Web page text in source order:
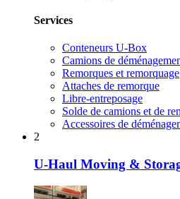
Services
Conteneurs U-Box
Camions de
Remorques et remorquage
Attaches de remorque
Libre-entreposage
Solde de camions et de
Accessoires de
2
U-Haul Moving &